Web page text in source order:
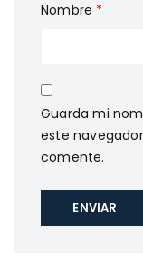
Nombre *
Guarda mi
este
comente.